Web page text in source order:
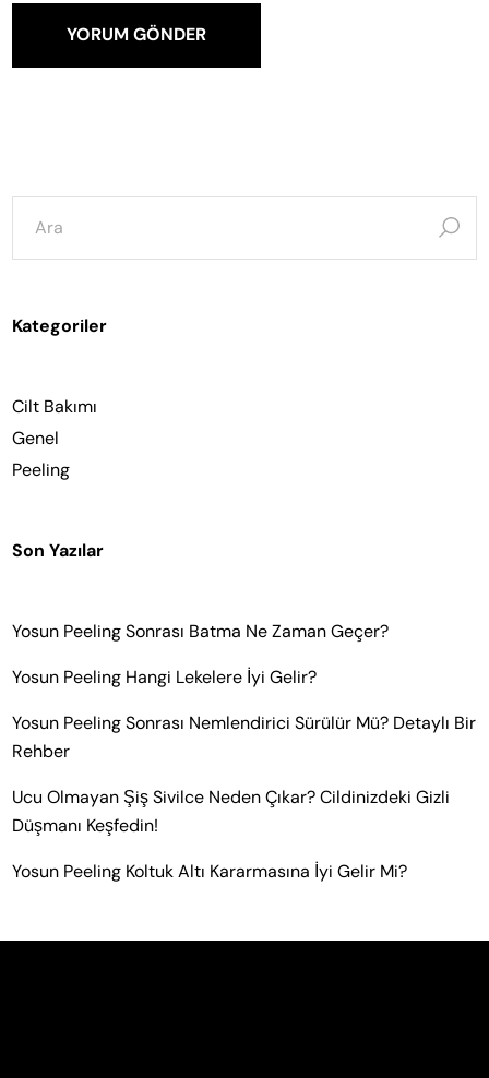
YORUM GÖNDER
şunun
için
ara:
Kategoriler
Cilt Bakımı
Genel
Peeling
Son Yazılar
Yosun Peeling Sonrası Batma Ne Zaman Geçer?
Yosun Peeling Hangi Lekelere İyi Gelir?
Yosun Peeling Sonrası Nemlendirici Sürülür Mü? Detaylı Bir
Rehber
Ucu Olmayan Şiş Sivilce Neden Çıkar? Cildinizdeki Gizli
Düşmanı Keşfedin!
Yosun Peeling Koltuk Altı Kararmasına İyi Gelir Mi?